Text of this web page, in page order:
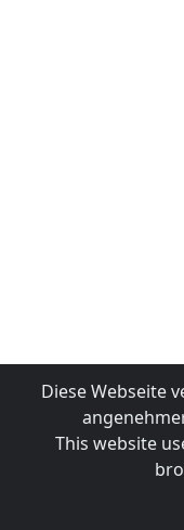
Diese Webseite
This website